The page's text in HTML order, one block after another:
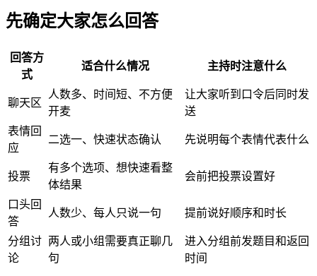
先确定大家怎么回答
回答方
式
适合什么情况 主持时注意什么
聊天区
人数多、时间短、不方便
开麦
让大家听到口令后同时发
送
表情回
应
二选一、快速状态确认 先说明每个表情代表什么
投票
有多个选项、想快速看整
体结果
会前把投票设置好
口头回
答
人数少、每人只说一句 提前说好顺序和时长
分组讨
论
两人或小组需要真正聊几
句
进入分组前发题目和返回
时间